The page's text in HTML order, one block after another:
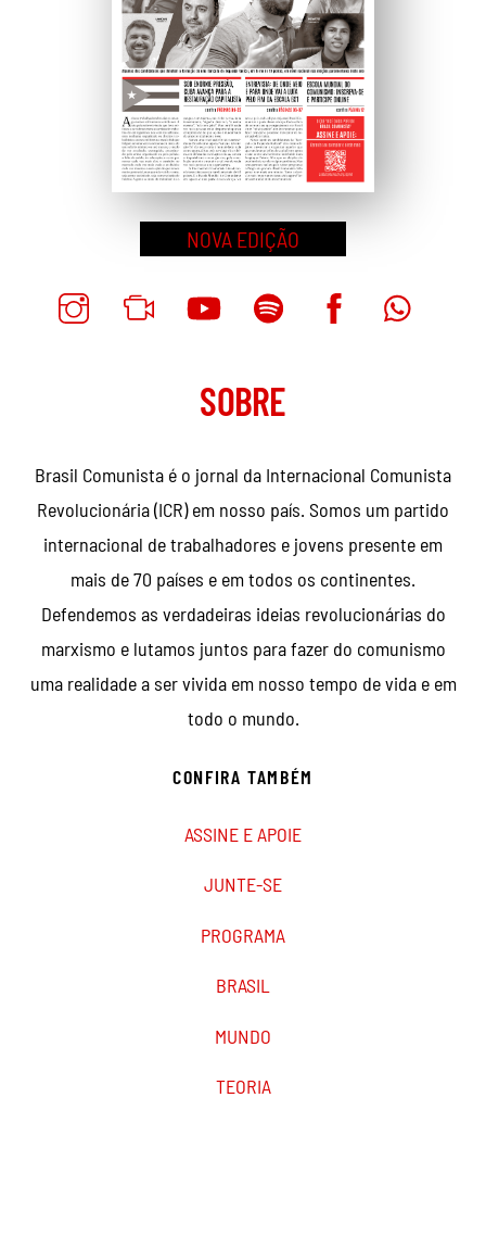
NOVA EDIÇÃO
SOBRE
Brasil Comunista é o jornal da Internacional Comunista
Revolucionária (ICR) em nosso país. Somos um partido
internacional de trabalhadores e jovens presente em
mais de 70 países e em todos os continentes.
Defendemos as verdadeiras ideias revolucionárias do
marxismo e lutamos juntos para fazer do comunismo
uma realidade a ser vivida em nosso tempo de vida e em
todo o mundo.
CONFIRA TAMBÉM
ASSINE E APOIE
JUNTE-SE
PROGRAMA
BRASIL
MUNDO
TEORIA